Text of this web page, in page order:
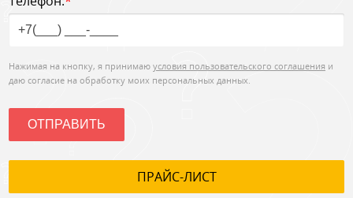
Нажимая на кнопку, я принимаю условия пользовательского соглашения и
даю согласие на обработку моих персональных данных.
ОТПРАВИТЬ
ПРАЙС-ЛИСТ